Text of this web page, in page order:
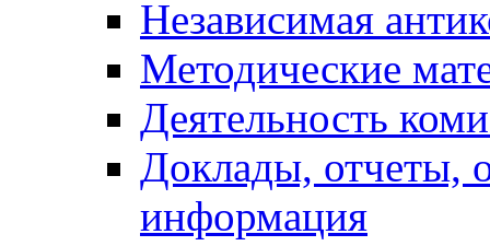
Независимая
Методические
Деятельность
Доклады, отчеты,
информация